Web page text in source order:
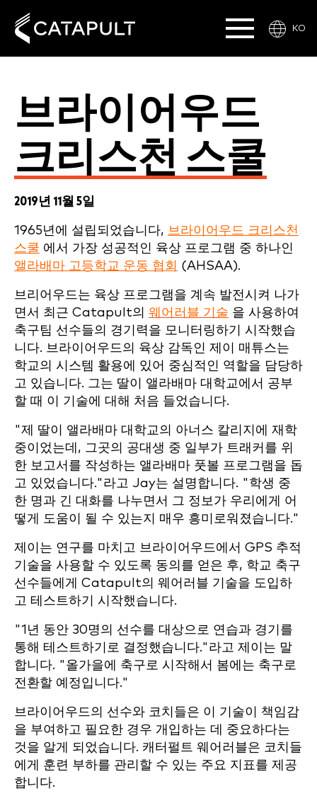
KO
브라이어우드
크리스천 스쿨
2019년 11월 5일
1965년에 설립되었습니다, 브라이어우드 크리스천
스쿨 에서 가장 성공적인 육상 프로그램 중 하나인
앨라배마 고등학교 운동 협회 (AHSAA).
브리어우드는 육상 프로그램을 계속 발전시켜 나가
면서 최근 Catapult의 웨어러블 기술 을 사용하여
축구팀 선수들의 경기력을 모니터링하기 시작했습
니다. 브라이어우드의 육상 감독인 제이 매튜스는
학교의 시스템 활용에 있어 중심적인 역할을 담당하
고 있습니다. 그는 딸이 앨라배마 대학교에서 공부
할 때 이 기술에 대해 처음 들었습니다.
"제 딸이 앨라배마 대학교의 아너스 칼리지에 재학
중이었는데, 그곳의 공대생 중 일부가 트래커를 위
한 보고서를 작성하는 앨라배마 풋볼 프로그램을 돕
고 있었습니다."라고 Jay는 설명합니다. "학생 중
한 명과 긴 대화를 나누면서 그 정보가 우리에게 어
떻게 도움이 될 수 있는지 매우 흥미로워졌습니다."
제이는 연구를 마치고 브라이어우드에서 GPS 추적
기술을 사용할 수 있도록 동의를 얻은 후, 학교 축구
선수들에게 Catapult의 웨어러블 기술을 도입하
고 테스트하기 시작했습니다.
"1년 동안 30명의 선수를 대상으로 연습과 경기를
통해 테스트하기로 결정했습니다."라고 제이는 말
합니다. "올가을에 축구로 시작해서 봄에는 축구로
전환할 예정입니다."
브라이어우드의 선수와 코치들은 이 기술이 책임감
을 부여하고 필요한 경우 개입하는 데 중요하다는
것을 알게 되었습니다. 캐터펄트 웨어러블은 코치들
에게 훈련 부하를 관리할 수 있는 주요 지표를 제공
합니다.